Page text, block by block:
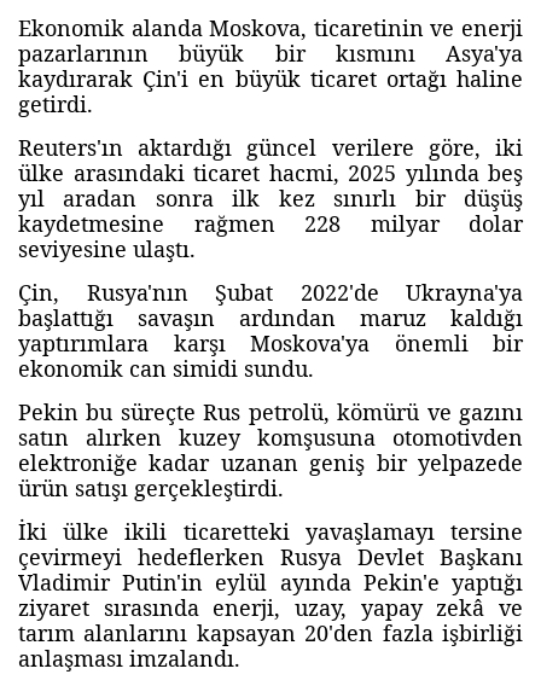
Ekonomik alanda Moskova, ticaretinin ve enerji
pazarlarının büyük bir kısmını Asya'ya
kaydırarak Çin'i en büyük ticaret ortağı haline
getirdi.
Reuters'ın aktardığı güncel verilere göre, iki
ülke arasındaki ticaret hacmi, 2025 yılında beş
yıl aradan sonra ilk kez sınırlı bir düşüş
kaydetmesine rağmen 228 milyar dolar
seviyesine ulaştı.
Çin, Rusya'nın Şubat 2022'de Ukrayna'ya
başlattığı savaşın ardından maruz kaldığı
yaptırımlara karşı Moskova'ya önemli bir
ekonomik can simidi sundu.
Pekin bu süreçte Rus petrolü, kömürü ve gazını
satın alırken kuzey komşusuna otomotivden
elektroniğe kadar uzanan geniş bir yelpazede
ürün satışı gerçekleştirdi.
İki ülke ikili ticaretteki yavaşlamayı tersine
çevirmeyi hedeflerken Rusya Devlet Başkanı
Vladimir Putin'in eylül ayında Pekin'e yaptığı
ziyaret sırasında enerji, uzay, yapay zekâ ve
tarım alanlarını kapsayan 20'den fazla işbirliği
anlaşması imzalandı.